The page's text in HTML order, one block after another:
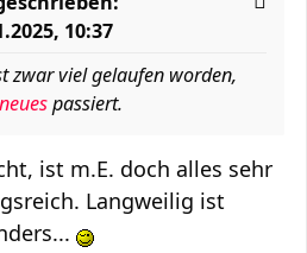
10:37
zwar viel gelaufen worden,
passiert.
ist m.E. doch alles sehr
Langweilig ist